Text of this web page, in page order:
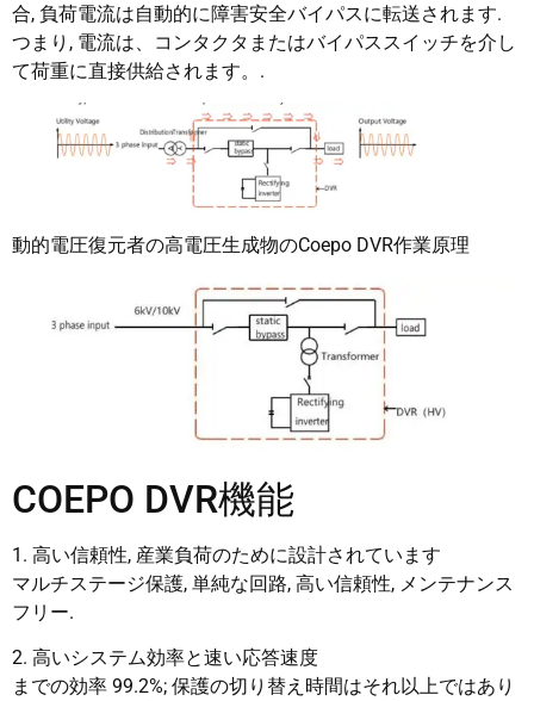
合, 負荷電流は自動的に障害安全バイパスに転送されます.
つまり, 電流は、コンタクタまたはバイパススイッチを介し
て荷重に直接供給されます。.
動的電圧復元者の高電圧生成物のCoepo DVR作業原理
COEPO DVR機能
1. 高い信頼性, 産業負荷のために設計されています
マルチステージ保護, 単純な回路, 高い信頼性, メンテナンス
フリー.
2. 高いシステム効率と速い応答速度
までの効率 99.2%; 保護の切り替え時間はそれ以上ではあり